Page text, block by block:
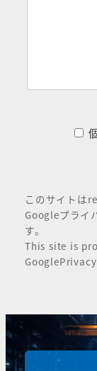
このサイトは
Googleプライ
す。
This site is
Google